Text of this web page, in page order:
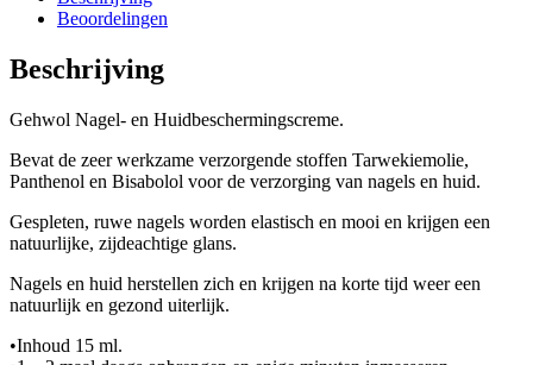
hoeveelheid
Beoordelingen
Beschrijving
Gehwol Nagel- en Huidbeschermingscreme.
Bevat de zeer werkzame verzorgende stoffen Tarwekiemolie,
Panthenol en Bisabolol voor de verzorging van nagels en huid.
Gespleten, ruwe nagels worden elastisch en mooi en krijgen een
natuurlijke, zijdeachtige glans.
Nagels en huid herstellen zich en krijgen na korte tijd weer een
natuurlijk en gezond uiterlijk.
•Inhoud 15 ml.